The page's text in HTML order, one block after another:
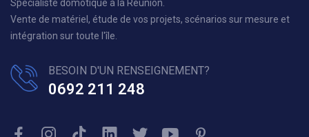
Spécialiste domotique à la Réunion.
Vente de matériel, étude de vos projets, scénarios sur mesure et
intégration sur toute l'île.
BESOIN D'UN RENSEIGNEMENT?
0692 211 248